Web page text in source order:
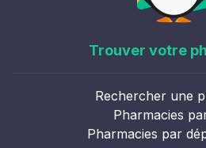
Trouver votre
Rechercher une
Pharmacies
Pharmacies par